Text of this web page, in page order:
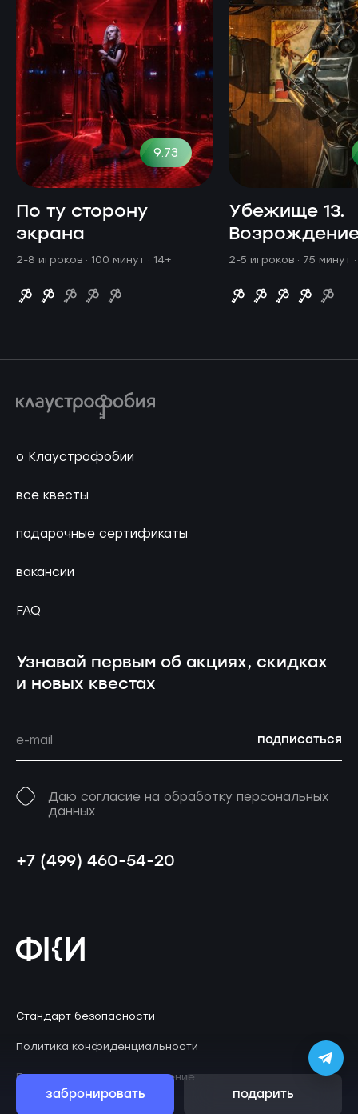
забронировать подарить
9.73
По ту сторону
экрана
2-8 игроков · 100 минут · 14+
Убежище 13.
2-5 игроков · 75 минут
о Клаустрофобии
все квесты
подарочные сертификаты
вакансии
FAQ
Узнавай первым об акциях, скидках
и новых квестах
подписаться
Даю согласие на обработку персональных
данных
+7 (499) 460-54-20
Стандарт безопасности
Политика конфиденциальности
Пользовательское соглашение
© 2026 Клаустрофобия